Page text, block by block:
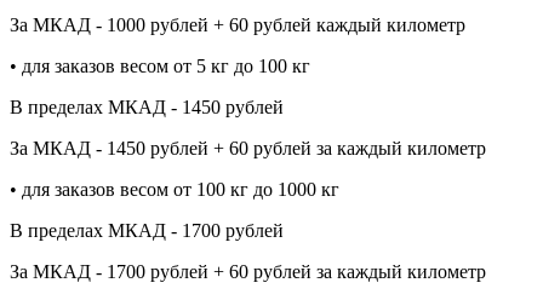
За МКАД - 1000 рублей + 60 рублей каждый километр
• для заказов весом от 5 кг до 100 кг
В пределах МКАД - 1450 рублей
За МКАД - 1450 рублей + 60 рублей за каждый километр
• для заказов весом от 100 кг до 1000 кг
В пределах МКАД - 1700 рублей
За МКАД - 1700 рублей + 60 рублей за каждый километр